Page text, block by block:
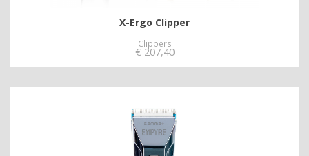
X-Ergo Clipper
Clippers
€ 207,40